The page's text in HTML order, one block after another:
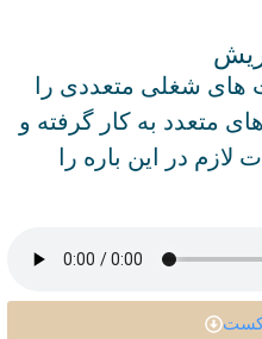
شغلی متعددی را
متعدد به کار گرفته و
لازم در این باره را